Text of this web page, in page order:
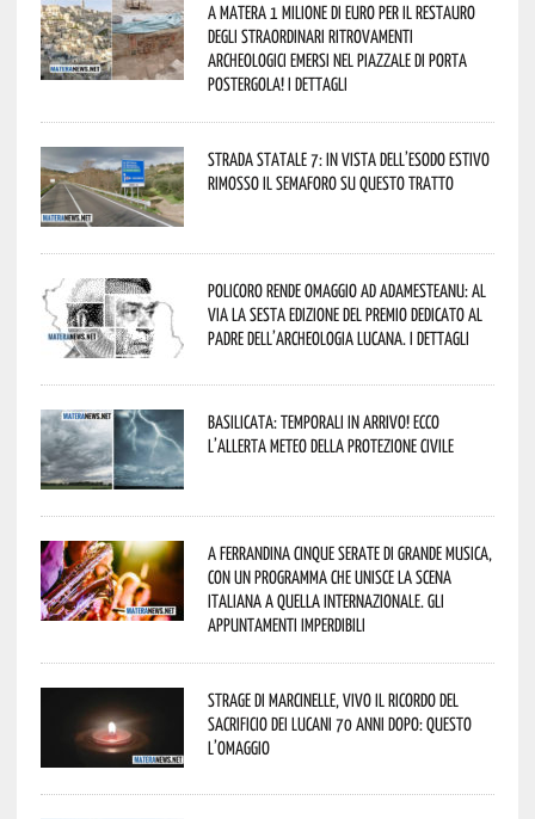
A Matera 1 milione di euro per il restauro
degli straordinari ritrovamenti
archeologici emersi nel piazzale di Porta
Postergola! I dettagli
Strada statale 7: in vista dell’esodo estivo
rimosso il semaforo su questo tratto
Policoro rende omaggio ad Adamesteanu: al
via la sesta edizione del Premio dedicato al
padre dell’archeologia lucana. I dettagli
Basilicata: temporali in arrivo! Ecco
l’allerta meteo della Protezione civile
A Ferrandina cinque serate di grande musica,
con un programma che unisce la scena
italiana a quella internazionale. Gli
appuntamenti imperdibili
Strage di Marcinelle, vivo il ricordo del
sacrificio dei lucani 70 anni dopo: questo
l’omaggio